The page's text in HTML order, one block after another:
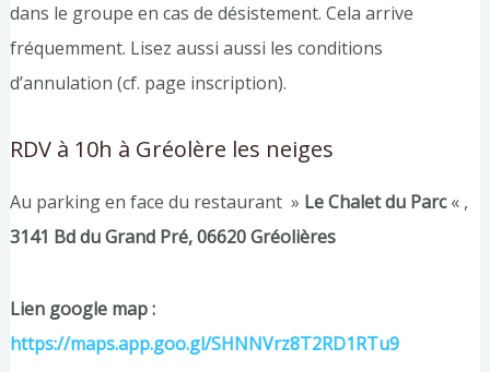
dans le groupe en cas de désistement. Cela arrive
fréquemment. Lisez aussi aussi les conditions
d’annulation (cf. page inscription).
RDV à 10h à Gréolère les neiges
Au parking en face du restaurant » Le Chalet du Parc« ,
3141 Bd du Grand Pré, 06620 Gréolières
Lien google map :
https://maps.app.goo.gl/SHNNVrz8T2RD1RTu9